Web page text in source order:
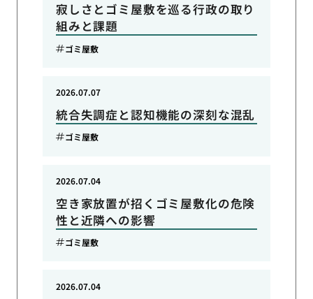
寂しさとゴミ屋敷を巡る行政の取り
組みと課題
ゴミ屋敷
統合失調症と認知機能の深刻な混乱
2026.07.07
ゴミ屋敷
空き家放置が招くゴミ屋敷化の危険
性と近隣への影響
2026.07.04
ゴミ屋敷
2026.07.04